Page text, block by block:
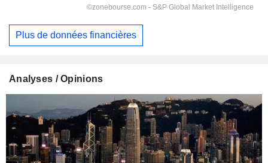
Plus de données financières
Analyses / Opinions